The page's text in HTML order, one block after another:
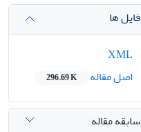
فایل ها
اصل مقاله
296.69 K
سابقه مقاله